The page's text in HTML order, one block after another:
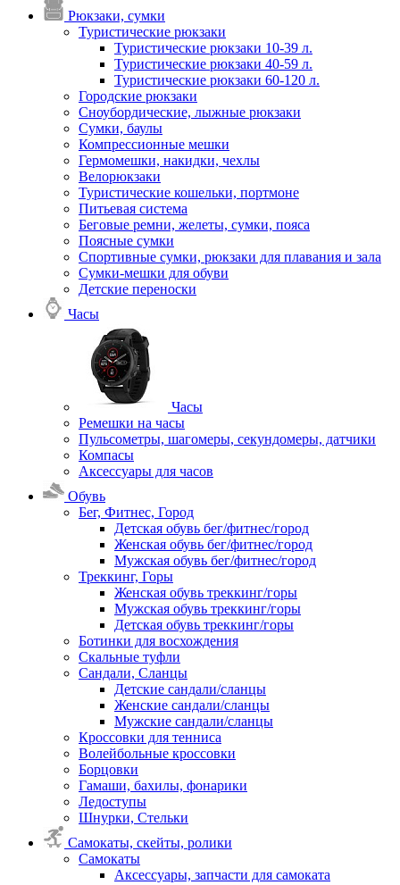
Рюкзаки, сумки
Туристические рюкзаки
Туристические рюкзаки 10-39 л.
Туристические рюкзаки 40-59 л.
Туристические рюкзаки 60-120 л.
Городские рюкзаки
Сноубордические, лыжные рюкзаки
Сумки, баулы
Компрессионные мешки
Гермомешки, накидки, чехлы
Велорюкзаки
Туристические кошельки, портмоне
Питьевая система
Беговые ремни, желеты, сумки, пояса
Поясные сумки
Спортивные сумки, рюкзаки для плавания и зала
Сумки-мешки для обуви
Детские переноски
Часы
Часы
Ремешки на часы
Пульсометры, шагомеры, секундомеры, датчики
Компасы
Аксессуары для часов
Обувь
Бег, Фитнес, Город
Детская обувь бег/фитнес/город
Женская обувь бег/фитнес/город
Мужская обувь бег/фитнес/город
Треккинг, Горы
Женская обувь треккинг/горы
Мужская обувь треккинг/горы
Детская обувь треккинг/горы
Ботинки для восхождения
Скальные туфли
Сандали, Сланцы
Детские сандали/сланцы
Женские сандали/сланцы
Мужские сандали/сланцы
Кроссовки для тенниса
Волейбольные кроссовки
Борцовки
Гамаши, бахилы, фонарики
Ледоступы
Шнурки, Стельки
Самокаты, скейты, ролики
Самокаты
Аксессуары, запчасти для самоката